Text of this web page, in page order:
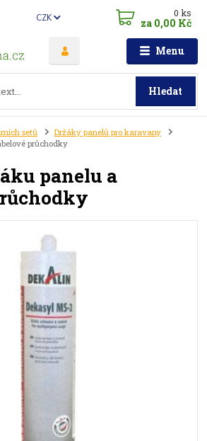
Menu
CZK
Hledat
0ks
za 0,00 Kč
setů
Držáky panelů pro karavany
průchodky
panelu a